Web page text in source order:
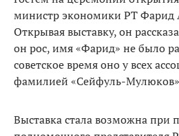
министр экономики РТ Фарид
Открывая выставку, он
он рос, имя «Фарид» не было
советское время оно у всех
фамилией «Сейфуль-
Выставка стала возможна при